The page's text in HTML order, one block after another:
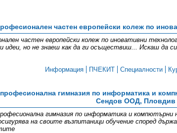
частен европейски колеж по
частен европейски колеж по иновативни
идеи, но не знаеш как да ги осъществиш... Искаш да
Информация
ПЧЕКИТ Специалности
гимназия по информатика и
Сендов ООД, Пловдив
гимназия по информатика и компютърни
на своите възпитаници обучение според